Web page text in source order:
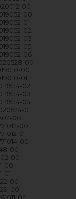
00
00
01
02
03
05
06
00
00
01
02
03
04
01
00
00
01
00
00
00
00
01
00
00
00